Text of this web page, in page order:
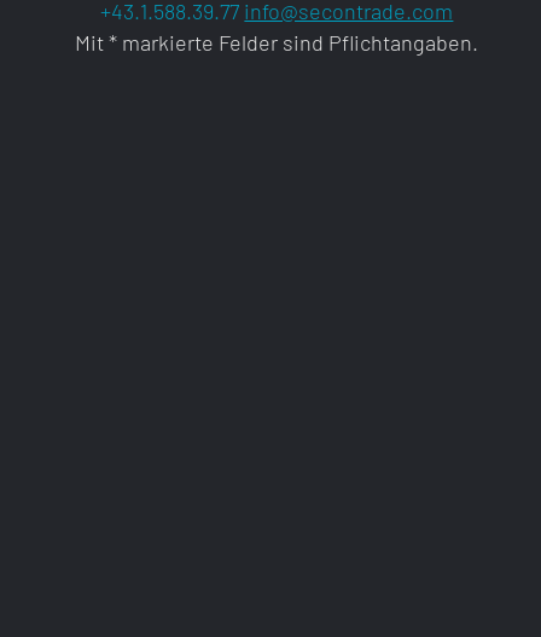
+43.1.588.39.77 info@secontrade.com
Mit * markierte Felder sind Pflichtangaben.